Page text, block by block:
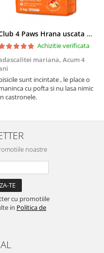
Club 4 Paws Hrana uscata pisici sterilizate, 2kg
Achizitie verificata
mariana, Acum 4
sunt incintate , le place o
cu pofta si nu lasa nimic
castronele.
noastre
cu promotiile
in Politica de